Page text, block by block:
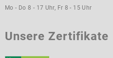
Mo - Do 8 - 17 Uhr, Fr 8 - 15 Uhr
Unsere Zertifikate